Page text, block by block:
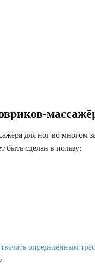
для ног во многом
быть сделан в пользу: